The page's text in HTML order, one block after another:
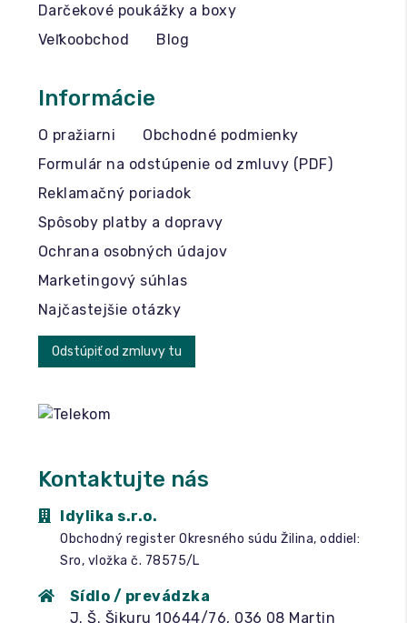
Darčekové poukážky a boxy
Veľkoobchod
Blog
Informácie
O pražiarni
Obchodné podmienky
Formulár na odstúpenie od zmluvy (PDF)
Reklamačný poriadok
Spôsoby platby a dopravy
Ochrana osobných údajov
Marketingový súhlas
Najčastejšie otázky
Odstúpiť od zmluvy tu
Kontaktujte nás
Idylika s.r.o.
Obchodný register Okresného súdu Žilina, oddiel:
Sro, vložka č. 78575/L
Sídlo / prevádzka
J. Š. Šikuru 10644/76, 036 08 Martin